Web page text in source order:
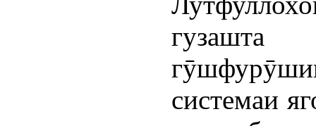
системаи